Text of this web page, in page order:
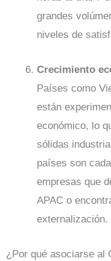
grandes
niveles de
Crecimiento
Países como
están
económico, lo
sólidas
países son
empresas que
APAC o
externalización.
¿Por qué asociarse al